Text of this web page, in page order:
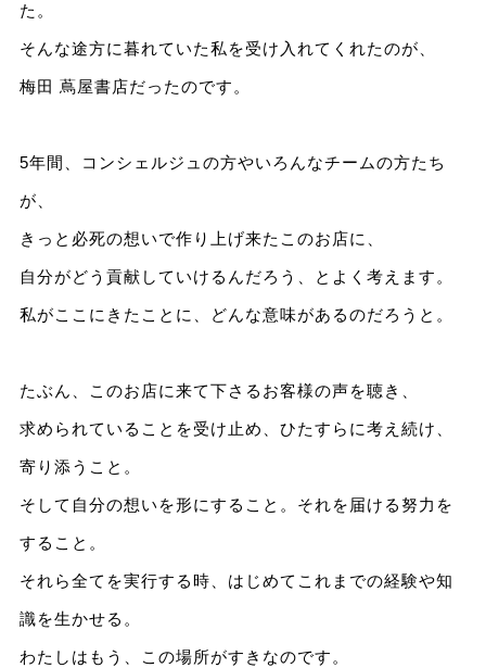
た。
そんな途方に暮れていた私を受け入れてくれたのが、
梅田 蔦屋書店だったのです。
5年間、コンシェルジュの方やいろんなチームの方たち
が、
きっと必死の想いで作り上げ来たこのお店に、
自分がどう貢献していけるんだろう、とよく考えます。
私がここにきたことに、どんな意味があるのだろうと。
たぶん、このお店に来て下さるお客様の声を聴き、
求められていることを受け止め、ひたすらに考え続け、
寄り添うこと。
そして自分の想いを形にすること。それを届ける努力を
すること。
それら全てを実行する時、はじめてこれまでの経験や知
識を生かせる。
わたしはもう、この場所がすきなのです。